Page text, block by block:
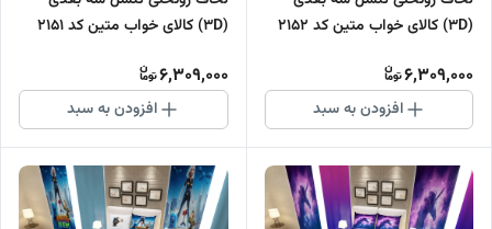
(3D) کالای خواب متین کد 2152
6,309,000
افزودن به سبد
(3D) کالای خواب متین کد 2151
6,309,000
افزودن به سبد